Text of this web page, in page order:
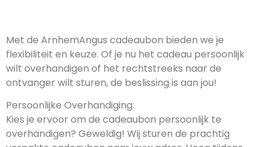
Met de ArnhemAngus cadeaubon bieden we je
flexibiliteit en keuze. Of je nu het cadeau persoonlijk
wilt overhandigen of het rechtstreeks naar de
ontvanger wilt sturen, de beslissing is aan jou!
Persoonlijke Overhandiging:
Kies je ervoor om de cadeaubon persoonlijk te
overhandigen? Geweldig! Wij sturen de prachtig